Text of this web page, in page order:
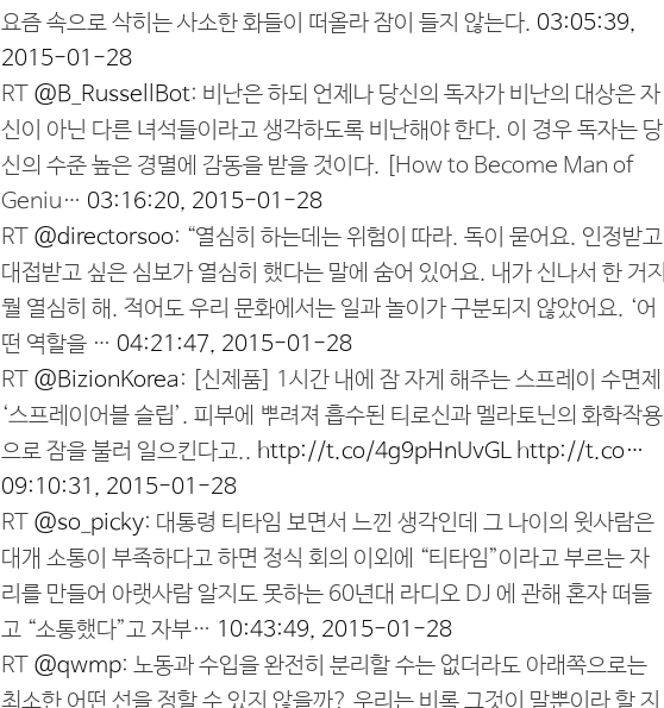
요즘 속으로 삭히는 사소한 화들이 떠올라 잠이 들지 않는다. 03:05:39,
2015-01-28
RT @B_RussellBot: 비난은 하되 언제나 당신의 독자가 비난의 대상은 자
신이 아닌 다른 녀석들이라고 생각하도록 비난해야 한다. 이 경우 독자는 당
신의 수준 높은 경멸에 감동을 받을 것이다. [How to Become Man of
Geniu… 03:16:20, 2015-01-28
RT @directorsoo: “열심히 하는데는 위험이 따라. 독이 묻어요. 인정받고
대접받고 싶은 심보가 열심히 했다는 말에 숨어 있어요. 내가 신나서 한 거지
뭘 열심히 해. 적어도 우리 문화에서는 일과 놀이가 구분되지 않았어요. ‘어
떤 역할을 … 04:21:47, 2015-01-28
RT @BizionKorea: [신제품] 1시간 내에 잠 자게 해주는 스프레이 수면제
‘스프레이어블 슬립’. 피부에 뿌려져 흡수된 티로신과 멜라토닌의 화학작용
으로 잠을 불러 일으킨다고.. http://t.co/4g9pHnUvGL http://t.co…
09:10:31, 2015-01-28
RT @so_picky: 대통령 티타임 보면서 느낀 생각인데 그 나이의 윗사람은
대개 소통이 부족하다고 하면 정식 회의 이외에 “티타임”이라고 부르는 자
리를 만들어 아랫사람 알지도 못하는 60년대 라디오 DJ 에 관해 혼자 떠들
고 “소통했다”고 자부… 10:43:49, 2015-01-28
RT @qwmp: 노동과 수입을 완전히 분리할 수는 없더라도 아래쪽으로는
최소한 어떤 선을 정할 수 있지 않을까? 우리는 비록 그것이 말뿐이라 할 지